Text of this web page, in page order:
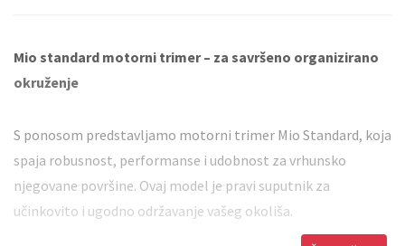
Mio standard motorni trimer – za savršeno organizirano
okruženje
S ponosom predstavljamo motorni trimer Mio Standard, koja
spaja robusnost, performanse i udobnost za vrhunsko
njegovane površine. Ovaj model je pravi suputnik za
učinkovito i ugodno održavanje vašeg okoliša.